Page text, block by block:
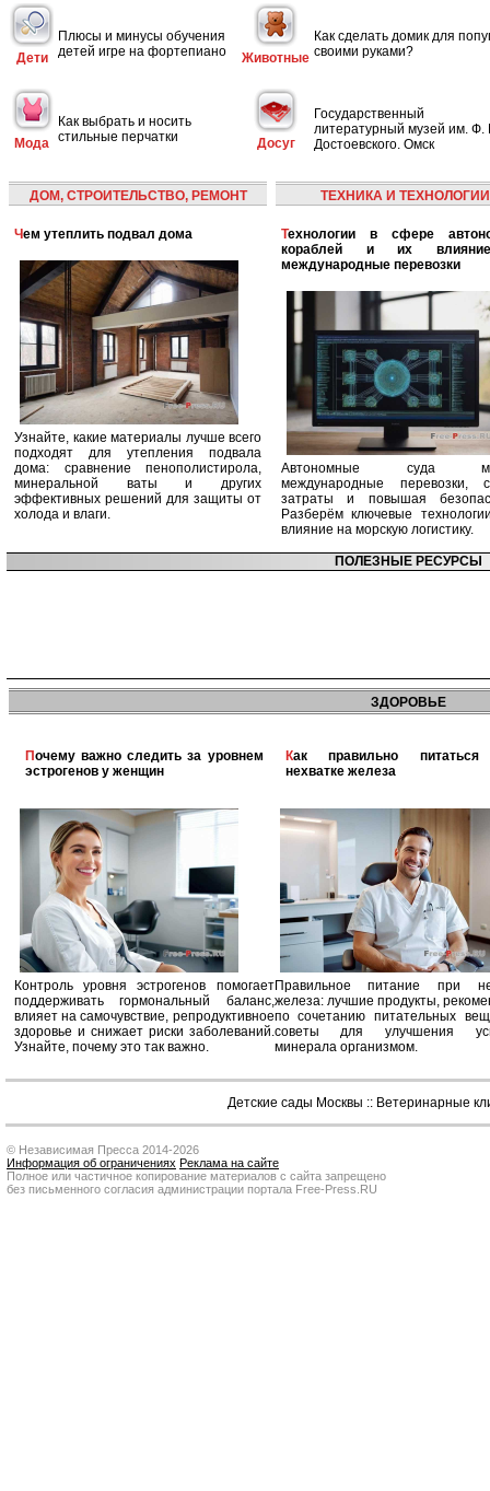
Дети
Плюсы и минусы обучения
детей игре на фортепиано
Животные
Как сделать домик для
своими руками?
Мода
Как выбрать и носить
стильные перчатки
Досуг
Государственный
литературный музей им. Ф.
Достоевского. Омск
ДОМ, СТРОИТЕЛЬСТВО, РЕМОНТ
Чем утеплить подвал дома
Узнайте, какие материалы лучше всего
подходят для утепления подвала
дома: сравнение пенополистирола,
минеральной ваты и других
эффективных решений для защиты от
холода и влаги.
ТЕХНИКА И ТЕХНОЛОГИИ
Технологии в сфере автономных
кораблей и их
международные перевозки
Автономные суда
международные перевозки,
затраты и повышая
Разберём ключевые
влияние на морскую логистику.
ПОЛЕЗНЫЕ РЕСУРСЫ
ЗДОРОВЬЕ
Почему важно следить за уровнем
эстрогенов у женщин
Контроль уровня эстрогенов помогает
поддерживать гормональный баланс,
влияет на самочувствие, репродуктивное
здоровье и снижает риски заболеваний.
Узнайте, почему это так важно.
Как правильно питаться при
нехватке железа
Правильное питание при
железа: лучшие продукты,
по сочетанию питательных
советы для улучшения
минерала организмом.
Детские сады Москвы :: Ветеринарные
© Независимая Пресса 2014-2026
Информация об ограничениях Реклама на сайте
Полное или частичное копирование материалов с сайта запрещено
без письменного согласия администрации портала Free-Press.RU